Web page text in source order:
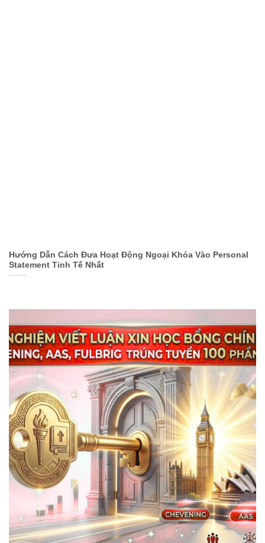
Hướng Dẫn Cách Đưa Hoạt Động Ngoại Khóa Vào Personal
Statement Tinh Tế Nhất